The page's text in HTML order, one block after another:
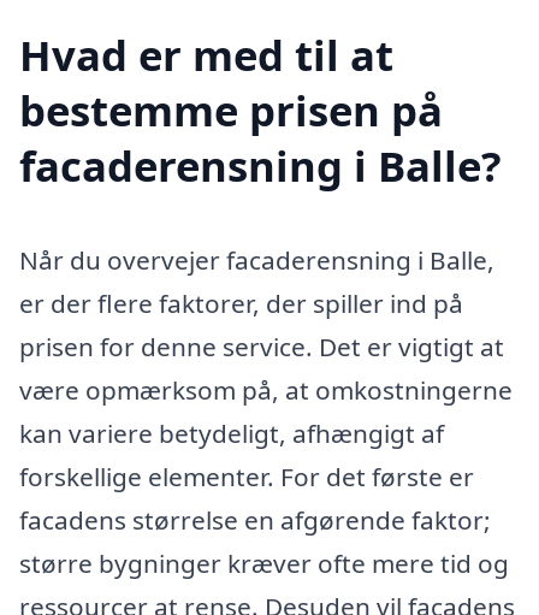
Hvad er med til at
bestemme prisen på
facaderensning i Balle?
Når du overvejer facaderensning i Balle,
er der flere faktorer, der spiller ind på
prisen for denne service. Det er vigtigt at
være opmærksom på, at omkostningerne
kan variere betydeligt, afhængigt af
forskellige elementer. For det første er
facadens størrelse en afgørende faktor;
større bygninger kræver ofte mere tid og
ressourcer at rense. Desuden vil facadens